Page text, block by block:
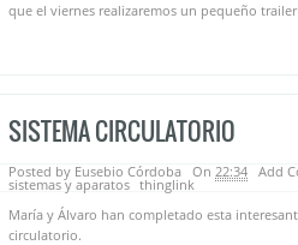
que el viernes realizaremos un pequeño
SISTEMA CIRCULATORIO
Posted by Eusebio Córdoba On 22:34 Add
sistemas y aparatos thinglink
María y Álvaro han completado esta
circulatorio.